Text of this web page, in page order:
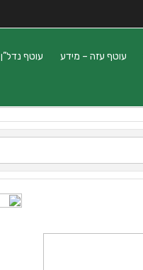
עוטף עזה – מידע עוטף נדל”ן